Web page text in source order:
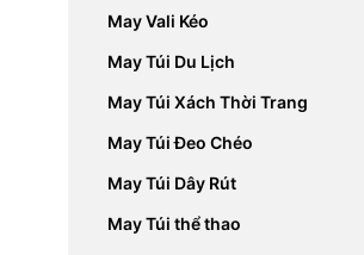
May Vali Kéo
May Túi Du Lịch
May Túi Xách Thời Trang
May Túi Đeo Chéo
May Túi Dây Rút
May Túi thể thao